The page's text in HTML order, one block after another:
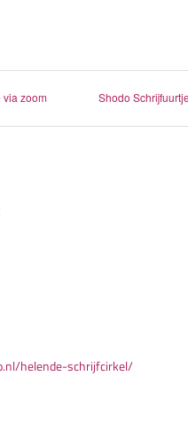
via zoom Shodo
helende-schrijfcirkel/